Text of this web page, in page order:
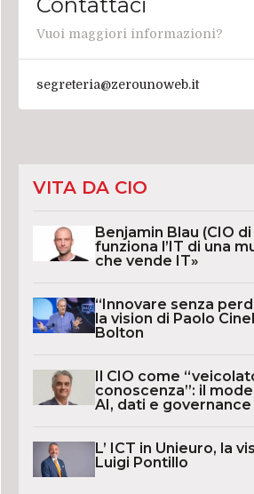
Contattaci
Vuoi maggiori informazioni?
segreteria@zerounoweb.it
VITA DA CIO
Benjamin Blau (CIO di
funziona l’IT di una
che vende IT»
“Innovare senza
la vision di Paolo
Bolton
Il CIO come
conoscenza”: il
AI, dati e
L’ ICT in Unieuro, la
Luigi Pontillo